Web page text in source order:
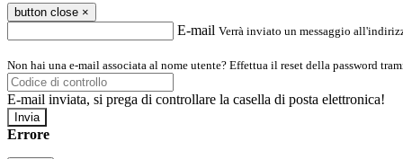
button close ×
E-mail Verrà inviato un messaggio
Non hai una e-mail associata al nome utente? Effettua il reset della password
E-mail inviata, si prega di controllare la casella di posta elettronica!
Errore